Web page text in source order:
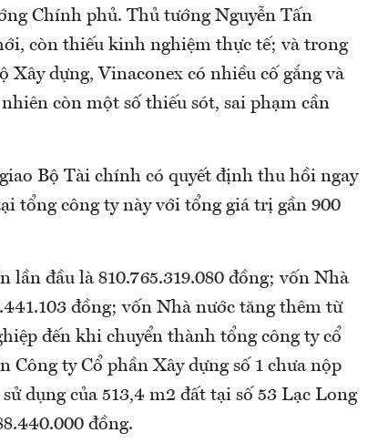
Chính phủ. Thủ tướng Nguyễn Tấn
còn thiếu kinh nghiệm thực tế; và trong
dựng, Vinaconex có nhiều cố gắng và
còn một số thiếu sót, sai phạm cần
Bộ Tài chính có quyết định thu hồi ngay
tổng công ty này với tổng giá trị gần 900
lần đầu là 810.765.319.080 đồng; vốn Nhà
đồng; vốn Nhà nước tăng thêm từ
đến khi chuyển thành tổng công ty cổ
Công ty Cổ phần Xây dựng số 1 chưa nộp
dụng của 513,4 m2 đất tại số 53 Lạc Long
đồng.